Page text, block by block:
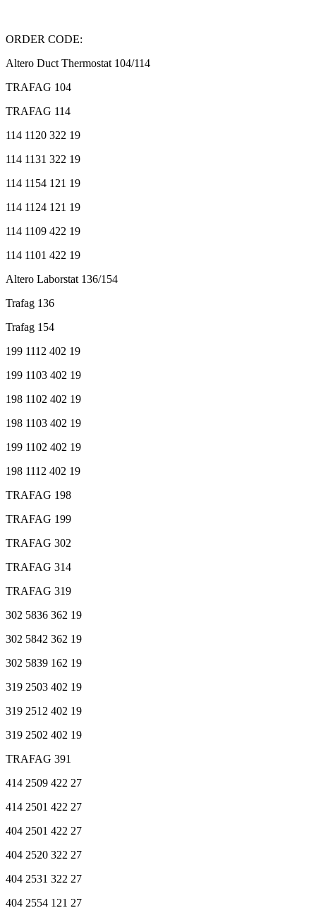
ORDER CODE:
Altero Duct Thermostat 104/114
TRAFAG 104
TRAFAG 114
114 1120 322 19
114 1131 322 19
114 1154 121 19
114 1124 121 19
114 1109 422 19
114 1101 422 19
Altero Laborstat 136/154
Trafag 136
Trafag 154
199 1112 402 19
199 1103 402 19
198 1102 402 19
198 1103 402 19
199 1102 402 19
198 1112 402 19
TRAFAG 198
TRAFAG 199
TRAFAG 302
TRAFAG 314
TRAFAG 319
302 5836 362 19
302 5842 362 19
302 5839 162 19
319 2503 402 19
319 2512 402 19
319 2502 402 19
TRAFAG 391
414 2509 422 27
414 2501 422 27
404 2501 422 27
404 2520 322 27
404 2531 322 27
404 2554 121 27